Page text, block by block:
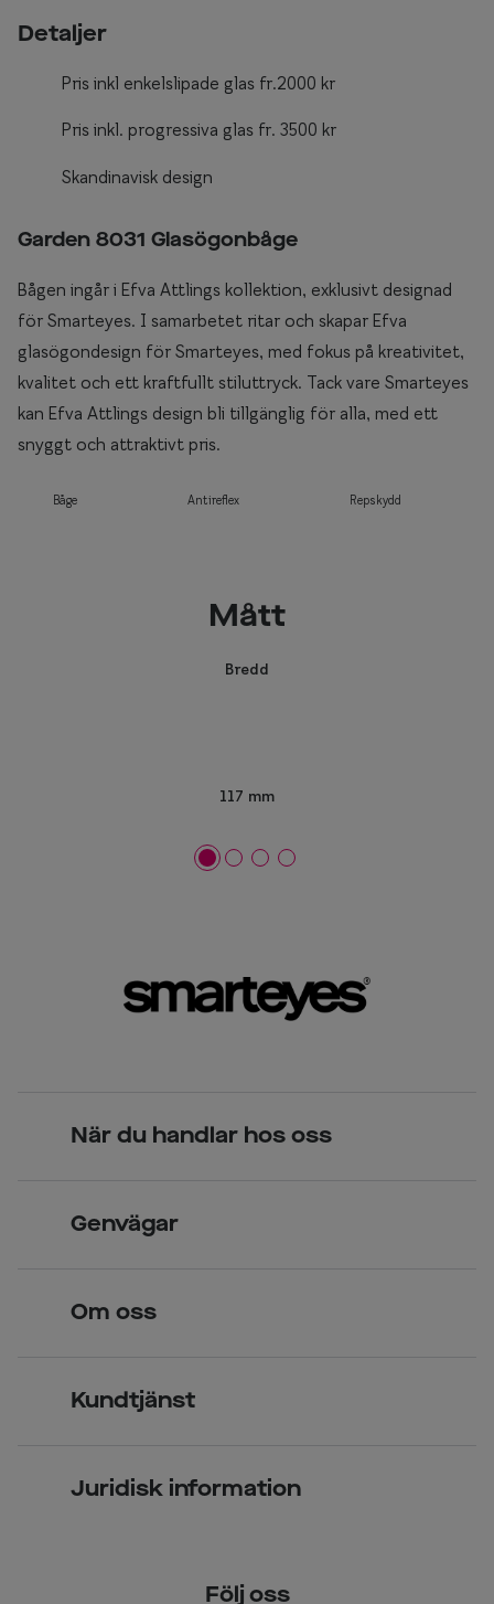
Detaljer
Pris inkl enkelslipade glas fr.2000 kr
Pris inkl. progressiva glas fr. 3500 kr
Skandinavisk design
Garden 8031 Glasögonbåge
Bågen ingår i Efva Attlings kollektion, exklusivt designad
för Smarteyes. I samarbetet ritar och skapar Efva
glasögondesign för Smarteyes, med fokus på kreativitet,
kvalitet och ett kraftfullt stiluttryck. Tack vare Smarteyes
kan Efva Attlings design bli tillgänglig för alla, med ett
snyggt och attraktivt pris.
Båge Antireflex Repskydd
Mått
Bredd
117 mm
När du handlar hos oss
Över 70 butiker
Genvägar
Kontaktlinser
Om oss
Kundtjänst
Juridisk information
Följ oss